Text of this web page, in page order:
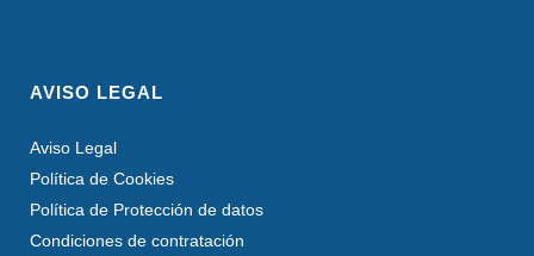
AVISO LEGAL
Aviso Legal
Política de Cookies
Política de Protección de datos
Condiciones de contratación